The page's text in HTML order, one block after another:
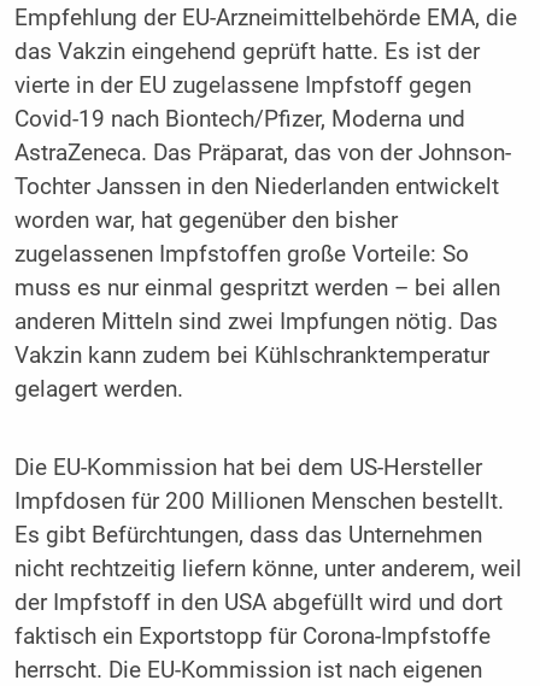
Empfehlung der EU-Arzneimittelbehörde EMA, die
das Vakzin eingehend geprüft hatte. Es ist der
vierte in der EU zugelassene Impfstoff gegen
Covid-19 nach Biontech/Pfizer, Moderna und
AstraZeneca. Das Präparat, das von der Johnson-
Tochter Janssen in den Niederlanden entwickelt
worden war, hat gegenüber den bisher
zugelassenen Impfstoffen große Vorteile: So
muss es nur einmal gespritzt werden – bei allen
anderen Mitteln sind zwei Impfungen nötig. Das
Vakzin kann zudem bei Kühlschranktemperatur
gelagert werden.
Die EU-Kommission hat bei dem US-Hersteller
Impfdosen für 200 Millionen Menschen bestellt.
Es gibt Befürchtungen, dass das Unternehmen
nicht rechtzeitig liefern könne, unter anderem, weil
der Impfstoff in den USA abgefüllt wird und dort
faktisch ein Exportstopp für Corona-Impfstoffe
herrscht. Die EU-Kommission ist nach eigenen